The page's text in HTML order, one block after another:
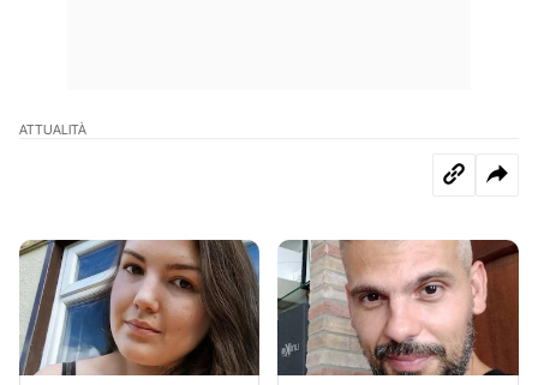
ATTUALITÀ